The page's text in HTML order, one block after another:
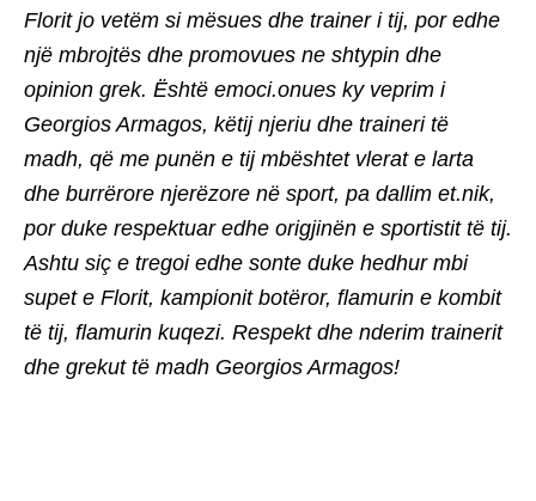
Florit jo vetëm si mësues dhe trainer i tij, por edhe
një mbrojtës dhe promovues ne shtypin dhe
opinion grek. Është emoci.onues ky veprim i
Georgios Armagos, këtij njeriu dhe traineri të
madh, që me punën e tij mbështet vlerat e larta
dhe burrërore njerëzore në sport, pa dallim et.nik,
por duke respektuar edhe origjinën e sportistit të tij.
Ashtu siç e tregoi edhe sonte duke hedhur mbi
supet e Florit, kampionit botëror, flamurin e kombit
të tij, flamurin kuqezi. Respekt dhe nderim trainerit
dhe grekut të madh Georgios Armagos!